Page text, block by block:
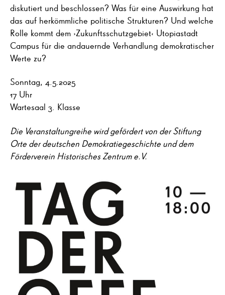
diskutiert und beschlossen? Was für eine Auswirkung hat
das auf herkömmliche politische Strukturen? Und welche
Rolle kommt dem ›Zukunftsschutzgebiet‹ Utopiastadt
Campus für die andauernde Verhandlung demokratischer
Werte zu?
Sonntag, 4.5.2025
17 Uhr
Wartesaal 3. Klasse
Die Veranstaltungreihe wird gefördert von der Stiftung
Orte der deutschen Demokratiegeschichte und dem
Förderverein Historisches Zentrum e.V.